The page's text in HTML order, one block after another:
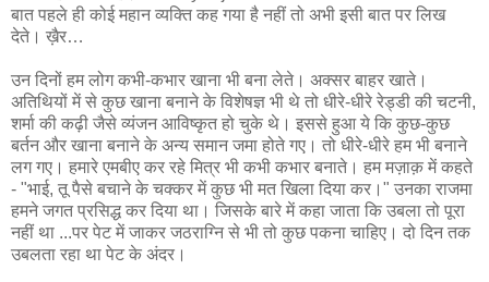
बात पहले ही कोई महान व्यक्ति कह गया है नहीं तो अभी इसी बात पर लिख
देते। ख़ैर…
उन दिनों हम लोग कभी-कभार खाना भी बना लेते। अक्सर बाहर खाते।
अतिथियों में से कुछ खाना बनाने के विशेषज्ञ भी थे तो धीरे-धीरे रेड्डी की चटनी,
शर्मा की कढ़ी जैसे व्यंजन आविष्कृत हो चुके थे। इससे हुआ ये कि कुछ-कुछ
बर्तन और खाना बनाने के अन्य समान जमा होते गए। तो धीरे-धीरे हम भी बनाने
लग गए। हमारे एमबीए कर रहे मित्र भी कभी कभार बनाते। हम मज़ाक़ में कहते
- "भाई, तू पैसे बचाने के चक्कर में कुछ भी मत खिला दिया कर।" उनका राजमा
हमने जगत प्रसिद्ध कर दिया था। जिसके बारे में कहा जाता कि उबला तो पूरा
नहीं था ...पर पेट में जाकर जठराग्नि से भी तो कुछ पकना चाहिए। दो दिन तक
उबलता रहा था पेट के अंदर।